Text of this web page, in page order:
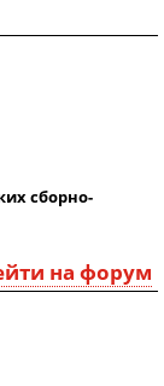
сборно-
на форум